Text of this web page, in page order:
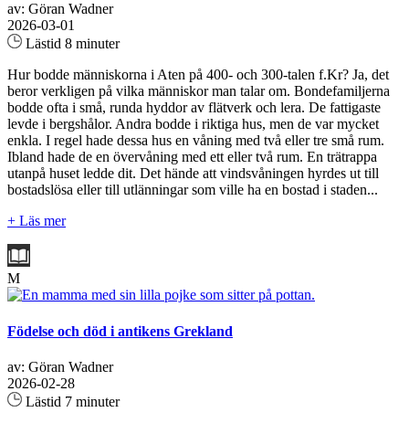
av: Göran Wadner
2026-03-01
Lästid 8 minuter
Hur bodde människorna i Aten på 400- och 300-talen f.Kr? Ja, det
beror verkligen på vilka människor man talar om. Bondefamiljerna
bodde ofta i små, runda hyddor av flätverk och lera. De fattigaste
levde i bergshålor. Andra bodde i riktiga hus, men de var mycket
enkla. I regel hade dessa hus en våning med två eller tre små rum.
Ibland hade de en övervåning med ett eller två rum. En trätrappa
utanpå huset ledde dit. Det hände att vindsvåningen hyrdes ut till
bostadslösa eller till utlänningar som ville ha en bostad i staden...
+ Läs mer
M
Födelse och död i antikens Grekland
av: Göran Wadner
2026-02-28
Lästid 7 minuter